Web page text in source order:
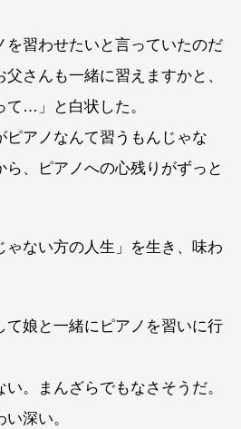
を習わせたいと言っていたのだ
さんも一緒に習えますかと、
て…」と白状した。
ピアノなんて習うもんじゃな
ら、ピアノへの心残りがずっと
ゃない方の人生」を生き、味わ
て娘と一緒にピアノを習いに行
。まんざらでもなさそうだ。
深い。